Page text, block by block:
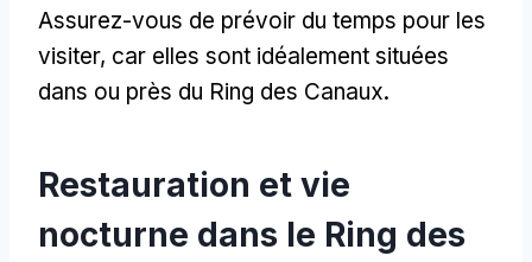
Assurez-vous de prévoir du temps pour les
visiter, car elles sont idéalement situées
dans ou près du Ring des Canaux.
Restauration et vie
nocturne dans le Ring des